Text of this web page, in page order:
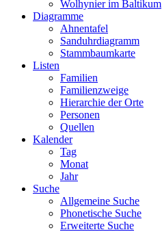
Wolhynier im Baltikum
Diagramme
Ahnentafel
Sanduhrdiagramm
Stammbaumkarte
Listen
Familien
Familienzweige
Hierarchie der Orte
Personen
Quellen
Kalender
Tag
Monat
Jahr
Suche
Allgemeine Suche
Phonetische Suche
Erweiterte Suche